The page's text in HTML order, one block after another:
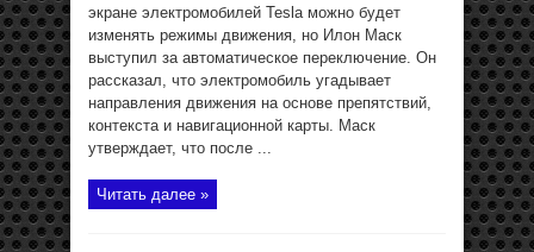
экране электромобилей Tesla можно будет
изменять режимы движения, но Илон Маск
выступил за автоматическое переключение. Он
рассказал, что электромобиль угадывает
направления движения на основе препятствий,
контекста и навигационной карты. Маск
утверждает, что после ...
Читать далее »